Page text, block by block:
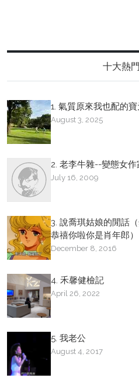
十大熱
1. 氣質原來我也配的
August 3, 2025
2. 老李牛雜--變態女
July 16, 2009
3. 說喬琪姑娘的閒話
恭禧你啦你是肖年郎）
December 8, 2016
4. 禾馨健檢記
April 26, 2022
5. 我老公
August 4, 2017